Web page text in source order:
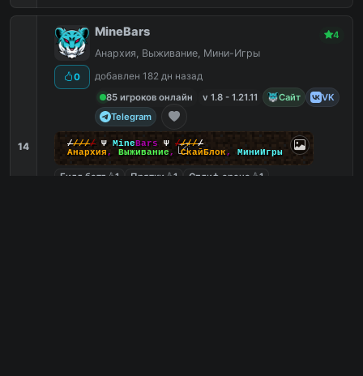
14
0
MineBars 4
Анархия, Выживание, Мини-Игры
добавлен 182 дн назад
85 игроков онлайн
v 1.8 - 1.21.11 Сайт
VK
Telegram
///// Ψ MineBars Ψ /////
Анархия, Выживание,СкайБлок, МиниИгры
Билд батл 1 Прятки 1 Сплиф арена
1